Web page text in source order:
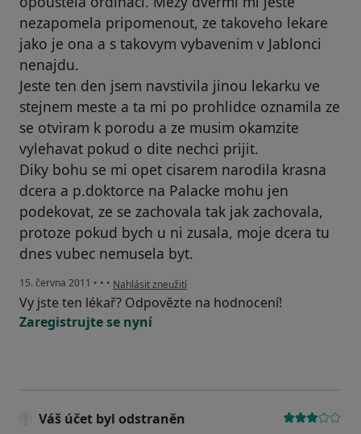
nezapomela pripomenout, ze takoveho lekare
jako je ona a s takovym vybavenim v Jablonci
nenajdu.
Jeste ten den jsem navstivila jinou lekarku ve
stejnem meste a ta mi po prohlidce oznamila ze
se otviram k porodu a ze musim okamzite
vylehavat pokud o dite nechci prijit.
Diky bohu se mi opet cisarem narodila krasna
dcera a p.doktorce na Palacke mohu jen
podekovat, ze se zachovala tak jak zachovala,
protoze pokud bych u ni zusala, moje dcera tu
dnes vubec nemusela byt.
15. června 2011 • • • podle názoru uživatele Pacient
Nahlásit zneužití
Vy jste ten lékař? Odpovězte na hodnocení!
Zaregistrujte se nyní
Váš účet byl odstraněn